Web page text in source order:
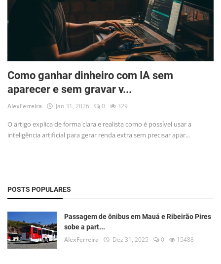
Musica
Contato
Contribua
Entrar
Registrar
Como ganhar dinheiro com IA sem
aparecer e sem gravar v...
AlexFerreira Jan 31, 2026 0 329
O artigo explica de forma clara e realista como é possível usar a
inteligência artificial para gerar renda extra sem precisar apar...
POSTS POPULARES
Passagem de ônibus em Mauá e Ribeirão Pires
sobe a part...
AlexFerreira Dez 31, 2025 0 15488